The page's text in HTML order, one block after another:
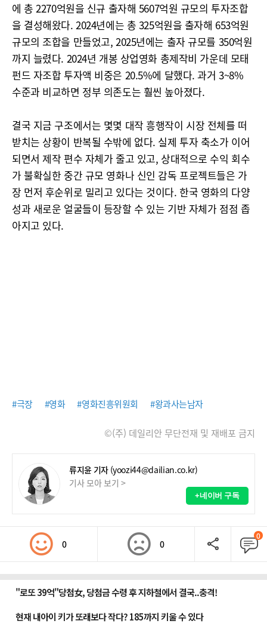
에 총 2270억원을 신규 출자해 5607억원 규모의 투자조합
을 결성해왔다. 2024년에는 총 325억원을 출자해 653억원
규모의 조합을 만들었고, 2025년에는 출자 규모를 350억원
까지 늘렸다. 2024년 개봉 상업영화 총제작비 가운데 모태
펀드 자조합 투자액 비중은 20.5%에 달했다. 과거 3~8%
수준과 비교하면 정부 의존도는 훨씬 높아졌다.
결국 지금 구조에서는 몇몇 대작 흥행작이 시장 전체를 떠
받치는 상황이 반복될 수밖에 없다. 실제 투자 축소가 이어
되면서 제작 편수 자체가 줄고 있고, 상대적으로 수익 회수
가 불확실한 중간 규모 영화나 신인 감독 프로젝트들은 가
장 먼저 후순위로 밀리고 있다는 것이다. 한국 영화의 다양
성과 새로운 얼굴들이 등장할 수 있는 기반 자체가 점점 좁
아지고 있다.
#극장 #영화 #영화진흥위원회 #왕과사는남자
©(주) 데일리안 무단전재 및 재배포 금지
류지윤 기자 (yoozi44@dailian.co.kr)
기사 모아 보기 >
+네이버 구독
0 0
0